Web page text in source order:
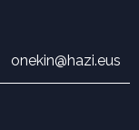
onekin@hazi.eus